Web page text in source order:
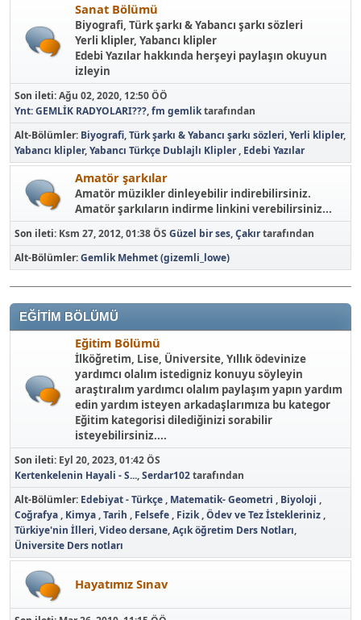
Sanat Bölümü
Biyografi, Türk şarkı & Yabancı şarkı sözleri
Yerli klipler, Yabancı klipler
Edebi Yazılar hakkında herşeyi paylaşın okuyun
izleyin
Son ileti:Ağu 02, 2020, 12:50 ÖÖ
Ynt: GEMLİK RADYOLARI???,fm gemliktarafından
Alt-Bölümler Biyografi Türk şarkı & Yabancı şarkı sözleri Yerli klipler
Yabancı klipler Yabancı Türkçe Dublajlı Klipler Edebi Yazılar
Amatör şarkılar
Amatör müzikler dinleyebilir indirebilirsiniz.
Amatör şarkıların indirme linkini verebilirsiniz...
Son ileti: Ksm 27, 2012, 01:38 ÖS Güzel bir ses,Çakırtarafından
Alt-Bölümler Gemlik Mehmet (gizemli_lowe)
EĞİTİM BÖLÜMÜ
Eğitim Bölümü
İlköğretim, Lise, Üniversite, Yıllık ödevinize
yardımcı olalım istedigniz konuyu söyleyin
araştıralım yardımcı olalım paylaşım yapın yardım
edin yardım isteyen arkadaşlarımıza bu kategor
Eğitim kategorisi dilediğinizi sorabilir
isteyebilirsiniz....
Son ileti: Eyl 20, 2023, 01:42 ÖS
Kertenkelenin Hayali - S...,Serdar102tarafından
Alt-Bölümler Edebiyat - Türkçe Matematik- Geometri
Biyoloji
Coğrafya Kimya Tarih Felsefe Fizik Ödev ve Tez İstekleriniz
Türkiye'nin İlleri Video dersane Açık öğretim Ders Notları
Üniversite Ders notları
Hayatımız Sınav